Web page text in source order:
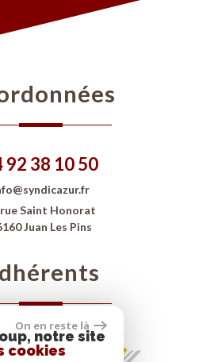
92 38 10 50
Saint Honorat
Juan Les Pins
adhérents
On en reste là
notre site
cookies